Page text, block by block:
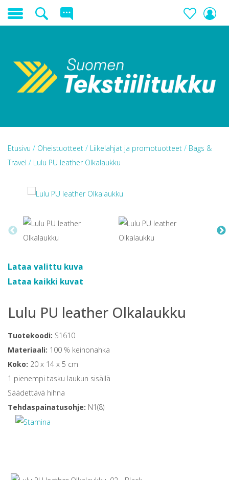
Etusivu / Oheistuotteet / Liikelahjat ja promotuotteet / Bags &
Travel / Lulu PU leather Olkalaukku
Lataa valittu kuva
Lataa kaikki kuvat
Lulu PU leather Olkalaukku
Tuotekoodi: S1610
Materiaali: 100 % keinonahka
Koko: 20 x 14 x 5 cm
1 pienempi tasku laukun sisällä
Säädettävä hihna
Tehdaspainatusohje: N1(8)